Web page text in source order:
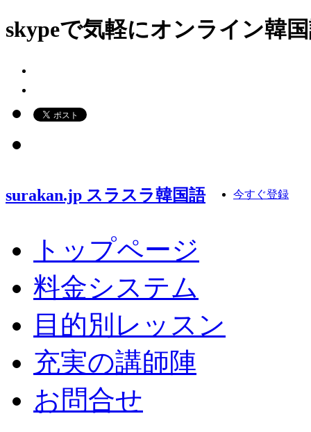
skypeで気軽にオンライン韓
surakan.jp スラスラ韓国語 今すぐ登録
トップページ
料金システム
目的別レッスン
充実の講師陣
お問合せ